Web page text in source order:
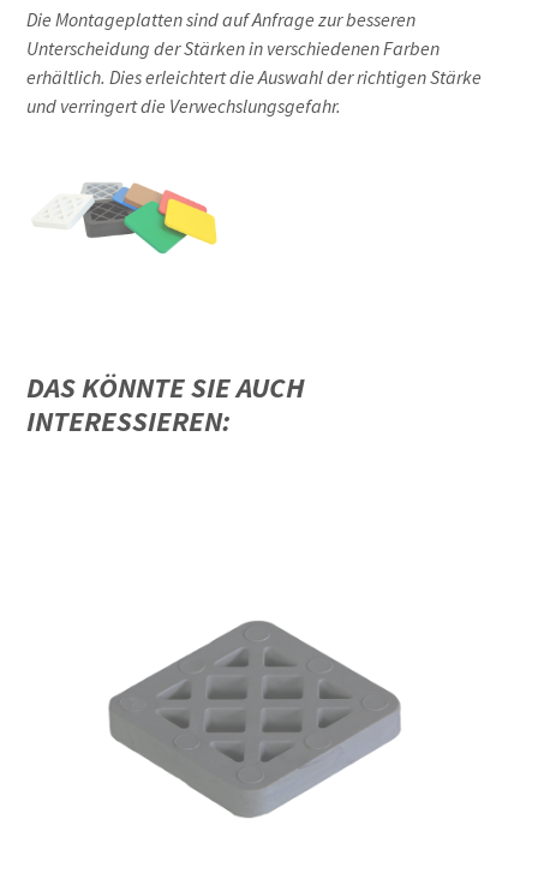
Die Montageplatten sind auf Anfrage zur besseren
Unterscheidung der Stärken in verschiedenen Farben
erhältlich. Dies erleichtert die Auswahl der richtigen Stärke
und verringert die Verwechslungsgefahr.
DAS KÖNNTE SIE AUCH
INTERESSIEREN: